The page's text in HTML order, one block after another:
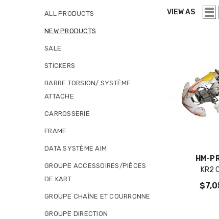
ALL PRODUCTS
NEW PRODUCTS
SALE
STICKERS
BARRE TORSION/ SYSTÈME
ATTACHE
CARROSSERIE
FRAME
DATA SYSTÈME AIM
GROUPE ACCESSOIRES/PIÈCES
DE KART
GROUPE CHAÎNE ET COURRONNE
GROUPE DIRECTION
VIEW AS
VENDOR:HM-
KR2